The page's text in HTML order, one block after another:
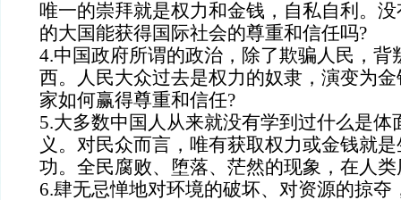
唯一的崇拜就是权力和金钱，自私自利。
的大国能获得国际社会的尊重和信任吗?
4.中国政府所谓的政治，除了欺骗人民，背
西。人民大众过去是权力的奴隶，演变为
家如何赢得尊重和信任?
5.大多数中国人从来就没有学到过什么是体
义。对民众而言，唯有获取权力或金钱就
功。全民腐败、堕落、茫然的现象，在人
6.肆无忌惮地对环境的破坏、对资源的掠夺